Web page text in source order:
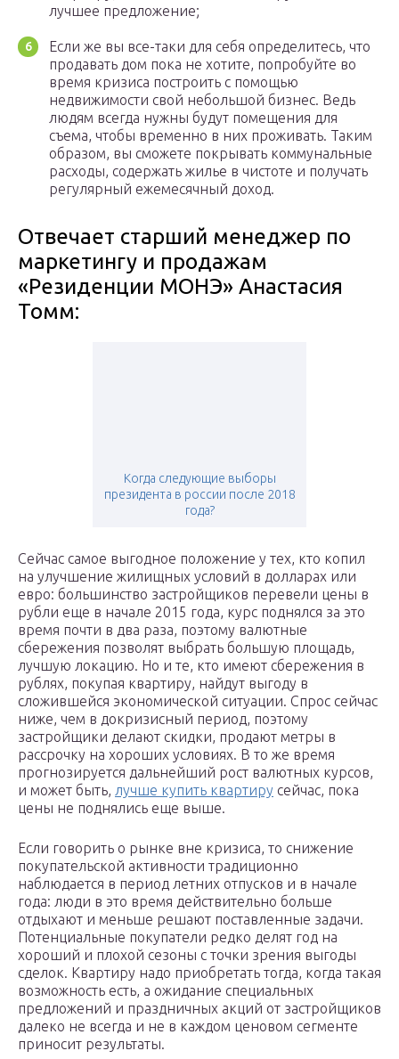
лучшее предложение;
Если же вы все-таки для себя определитесь, что
продавать дом пока не хотите, попробуйте во
время кризиса построить с помощью
недвижимости свой небольшой бизнес. Ведь
людям всегда нужны будут помещения для
съема, чтобы временно в них проживать. Таким
образом, вы сможете покрывать коммунальные
расходы, содержать жилье в чистоте и получать
регулярный ежемесячный доход.
Отвечает старший менеджер по
маркетингу и продажам
«Резиденции МОНЭ» Анастасия
Томм:
Когда следующие выборы
президента в россии после 2018
года?
Сейчас самое выгодное положение у тех, кто копил
на улучшение жилищных условий в долларах или
евро: большинство застройщиков перевели цены в
рубли еще в начале 2015 года, курс поднялся за это
время почти в два раза, поэтому валютные
сбережения позволят выбрать большую площадь,
лучшую локацию. Но и те, кто имеют сбережения в
рублях, покупая квартиру, найдут выгоду в
сложившейся экономической ситуации. Спрос сейчас
ниже, чем в докризисный период, поэтому
застройщики делают скидки, продают метры в
рассрочку на хороших условиях. В то же время
прогнозируется дальнейший рост валютных курсов,
и может быть, лучше купить квартиру сейчас, пока
цены не поднялись еще выше.
Если говорить о рынке вне кризиса, то снижение
покупательской активности традиционно
наблюдается в период летних отпусков и в начале
года: люди в это время действительно больше
отдыхают и меньше решают поставленные задачи.
Потенциальные покупатели редко делят год на
хороший и плохой сезоны с точки зрения выгоды
сделок. Квартиру надо приобретать тогда, когда такая
возможность есть, а ожидание специальных
предложений и праздничных акций от застройщиков
далеко не всегда и не в каждом ценовом сегменте
приносит результаты.